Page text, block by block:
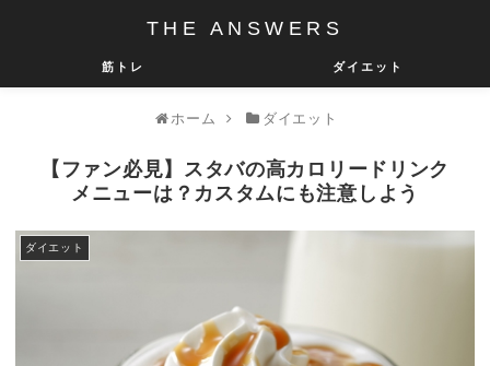
THE ANSWERS
筋トレ ダイエット
ホーム ダイエット
【ファン必見】スタバの高カロリードリンク
メニューは？カスタムにも注意しよう
ダイエット